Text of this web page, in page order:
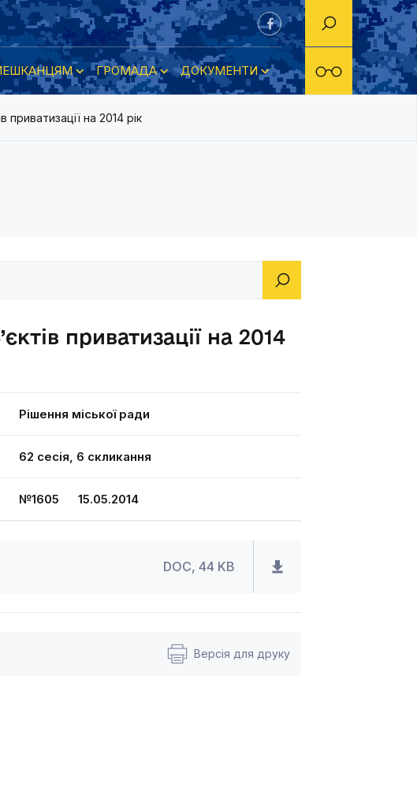
ГРОМАДА ДОКУМЕНТИ
на 2014 рік
приватизації на 2014
Рішення міської ради
62 сесія, 6 скликання
№1605 15.05.2014
DOC, 44 KB
Версія для друку